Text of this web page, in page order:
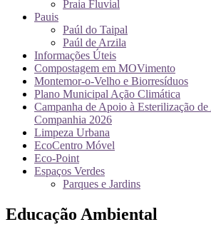
Praia Fluvial
Pauis
Paúl do Taipal
Paúl de Arzila
Informações Úteis
Compostagem em MOVimento
Montemor-o-Velho e Biorresíduos
Plano Municipal Ação Climática
Campanha de Apoio à Esterilização
Companhia 2026
Limpeza Urbana
EcoCentro Móvel
Eco-Point
Espaços Verdes
Parques e Jardins
Educação Ambiental